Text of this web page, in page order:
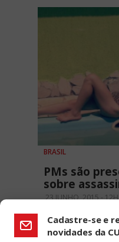
BRASIL
PMs são
sobre
23 JUNHO, 2015 -
Cadastre-se e
novidades da